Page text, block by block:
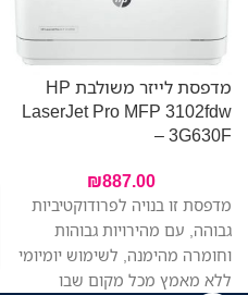
מדפסת לייזר משולבת HP
LaserJet Pro MFP 3102fdw
– 3G630F
₪887.00
מדפסת זו בנויה לפרודוקטיביות
גבוהה, עם מהירויות גבוהות
וחומרה מהימנה, לשימוש יומיומי
ללא מאמץ מכל מקום שבו